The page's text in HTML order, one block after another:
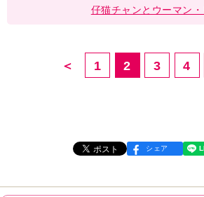
仔猫チャンとウーマン
＜ 1 2 3 4
シェア